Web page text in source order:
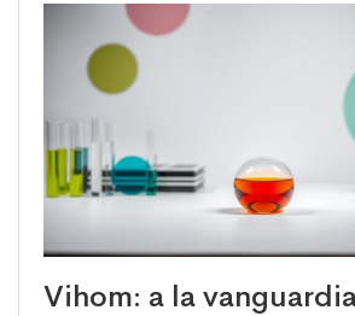
Vihom: a la